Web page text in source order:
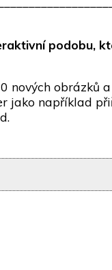
podobu,
nových obrázků
jako například